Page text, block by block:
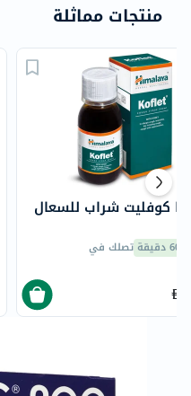
منتجات مماثلة
كوفليت شراب للسعال
60 دقيقة تصلك في